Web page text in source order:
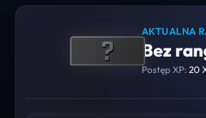
AKTUALNA
Bez
Postęp XP: 20